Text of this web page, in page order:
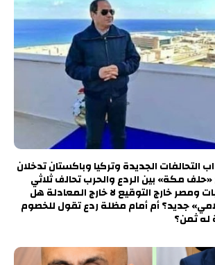
التحالفات الجديدة وتركيا وباكستان تدخلان
مكة» بين الردع والحرب تحالف ثلاثي
ومصر خارج التوقيع لا خارج المعادلة هل
جديد؟ أم أمام مظلة ردع تقول للخصوم
له ثمن؟